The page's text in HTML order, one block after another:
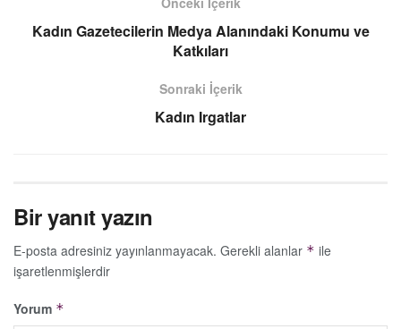
Kadın Gazetecilerin Medya Alanındaki Konumu ve
Katkıları
Sonraki İçerik
Kadın Irgatlar
Bir yanıt yazın
E-posta adresiniz yayınlanmayacak. Gerekli alanlar * ile
işaretlenmişlerdir
Yorum *